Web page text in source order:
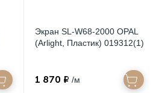
Экран SL-W68-2000 OPAL
(Arlight, Пластик) 019312(1)
1 870 ₽ /м